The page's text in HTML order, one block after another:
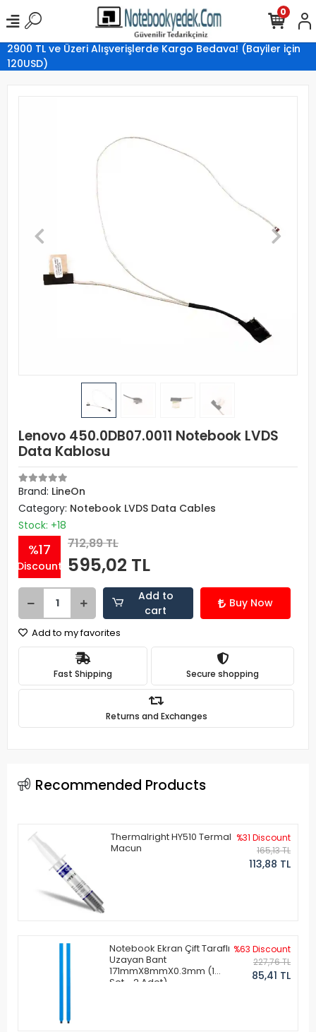
2900 TL ve Üzeri Alışverişlerde Kargo Bedava! (Bayiler için
120USD)
0
Lenovo 450.0DB07.0011 Notebook LVDS
Data Kablosu
Brand: LineOn
Category: Notebook LVDS Data Cables
Stock: +18
%17
Discount
712,89 TL
595,02 TL
Add to
cart
Buy Now
Add to my favorites
Fast Shipping Secure shopping
Returns and Exchanges
Recommended Products
Thermalright HY510 Termal
Macun
%31 Discount
165,13 TL
113,88 TL
Notebook Ekran Çift Taraflı
Uzayan Bant
171mmX8mmX0.3mm (1
Set - 2 Adet)
%63 Discount
227,76 TL
85,41 TL